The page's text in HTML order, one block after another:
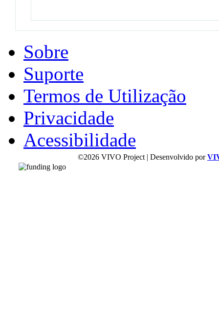
Sobre
Suporte
Termos de Utilização
Privacidade
Acessibilidade
©2026 VIVO Project | Desenvolvido por